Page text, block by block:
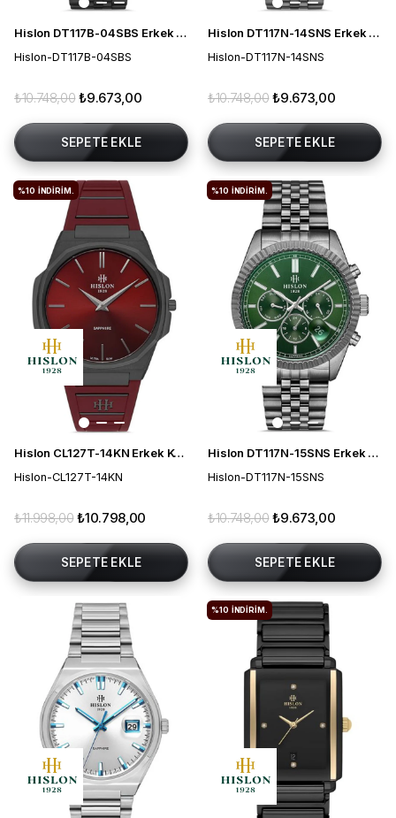
Hislon DT117B-04SBS Erkek Kol Saati
Hislon-DT117B-04SBS
₺9.673,00
₺10.748,00
SEPETE EKLE
Hislon DT117N-14SNS Erkek Kol Saati
Hislon-DT117N-14SNS
₺9.673,00
₺10.748,00
SEPETE EKLE
Hislon CL127T-14KN Erkek Kol Saati
Hislon-CL127T-14KN
₺10.798,00
₺11.998,00
SEPETE EKLE
%10 İNDIRIM.
Hislon DT117N-15SNS Erkek Kol Saati
Hislon-DT117N-15SNS
₺9.673,00
₺10.748,00
SEPETE EKLE
%10 İNDIRIM.
%10 İNDIRIM.